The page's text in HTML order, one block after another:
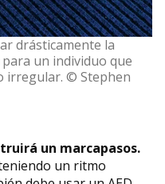
drásticamente la
un individuo que
irregular. © Stephen
un marcapasos.
un ritmo